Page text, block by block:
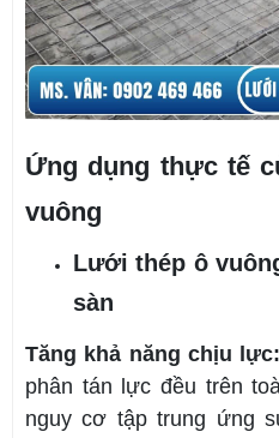
Ứng dụng thực tế
vuông
Lưới thép ô
sàn
Tăng khả năng chịu lực:
phân tán lực đều trên
nguy cơ tập trung ứng